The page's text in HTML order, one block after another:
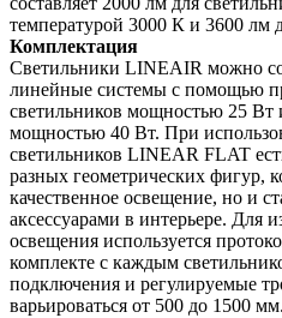
температурой 3000 К и 3600 лм
Комплектация
Светильники LINEAIR можно
линейные системы с помощью
светильников мощностью 25 Вт
мощностью 40 Вт. При
светильников LINEAR FLAT
разных геометрических фигур,
качественное освещение, но и
аксессуарами в интерьере. Для
освещения используется
комплекте с каждым
подключения и регулируемые
варьироваться от 500 до 1500 мм.